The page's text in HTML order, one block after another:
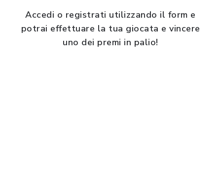
Accedi o registrati utilizzando il form e
potrai effettuare la tua giocata e vincere
uno dei premi in palio!